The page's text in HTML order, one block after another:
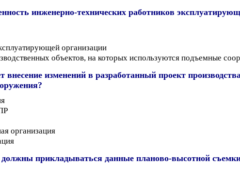
инженерно-технических работников
организации
объектов, на которых используются подъемные
внесение изменений в разработанный проект
организация
прикладываться данные планово-высотной